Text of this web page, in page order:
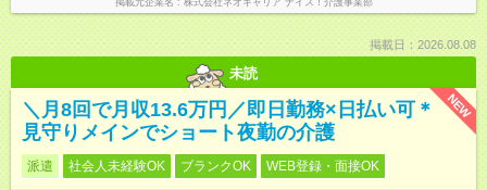
掲載元企業名 株式会社ネオキャリア ナイス！介護事業部
掲載日：2026.08.08
未読
NEW
＼月8回で月収13.6万円／即日勤務×日払い可＊
見守りメインでショート夜勤の介護
派遣 社会人未経験OK ブランクOK WEB登録・面接OK